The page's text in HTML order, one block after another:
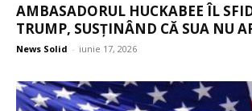
AMBASADORUL HUCKABEE ÎL
TRUMP, SUSȚINÂND CĂ SUA NU
News Solid - iunie 17, 2026